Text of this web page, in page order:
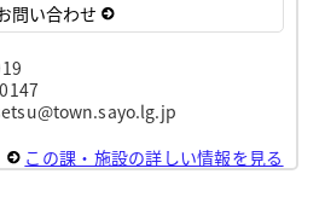
問い合わせ
この課・施設の詳しい情報を見る